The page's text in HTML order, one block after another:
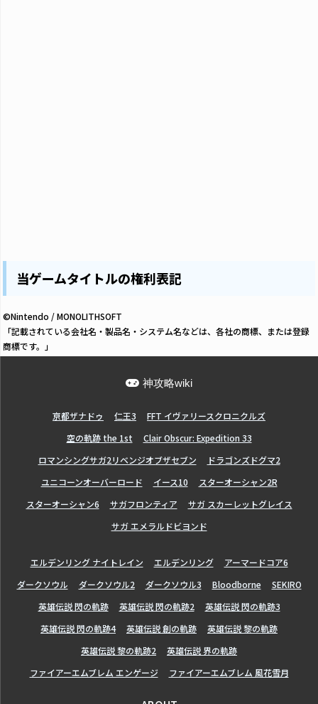
当ゲームタイトルの権利表記
©Nintendo / MONOLITHSOFT
「記載されている会社名・製品名・システム名などは、各社の商標、または登録
商標です。」
神攻略wiki
亰都ザナドゥ 仁王3
FFT イヴァリースクロニクルズ
空の軌跡 the 1st
Clair Obscur: Expedition 33
ロマンシングサガ2リベンジオブザセブン
ドラゴンズドグマ2
ユニコーンオーバーロード
イース10
スターオーシャン2R
スターオーシャン6
サガフロンティア
サガ スカーレットグレイス
サガ エメラルドビヨンド
エルデンリング ナイトレイン エルデンリング
アーマードコア6
ダークソウル
ダークソウル2 ダークソウル3 Bloodborne
SEKIRO
英雄伝説 閃の軌跡
英雄伝説 閃の軌跡2
英雄伝説 閃の軌跡3
英雄伝説 閃の軌跡4
英雄伝説 創の軌跡
英雄伝説 黎の軌跡
英雄伝説 黎の軌跡2
英雄伝説 界の軌跡
ファイアーエムブレム エンゲージ
ファイアーエムブレム 風花雪月